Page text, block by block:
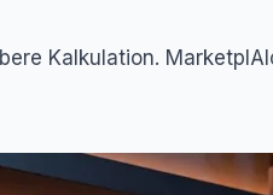
Kalkulation.